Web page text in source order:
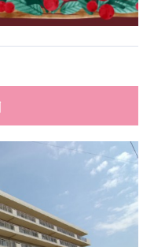
G.com R＆M
共生クヴ